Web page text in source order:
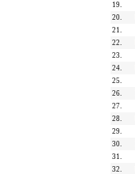
19.
20.
21.
22.
23.
24.
25.
26.
27.
28.
29.
30.
31.
32.